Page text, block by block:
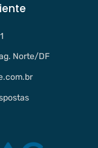
Norte/DF